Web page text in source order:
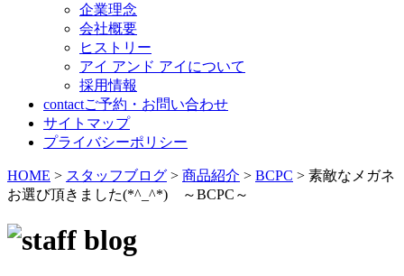
企業理念
会社概要
ヒストリー
アイ アンド アイについて
採用情報
contactご予約・お問い合わせ
サイトマップ
プライバシーポリシー
HOME > スタッフブログ > 商品紹介 > BCPC > 素敵なメガネ
お選び頂きました(*^_^*) ～BCPC～